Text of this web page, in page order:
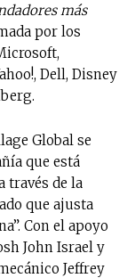
más
por los
Dell, Disney
Global se
que está
través de la
que ajusta
Con el apoyo
John Israel y
Jeffrey